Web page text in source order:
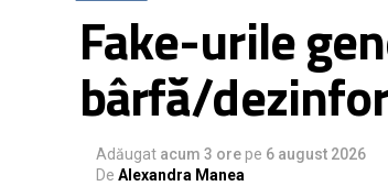
Fake-urile
bârfă/
Adăugat acum 3 ore pe 6 august 2026
De Alexandra Manea